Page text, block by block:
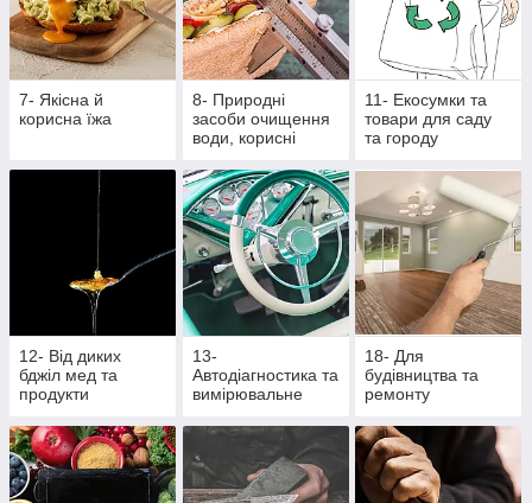
7- Якісна й
корисна їжа
8- Природні
засоби очищення
води, корисні
11- Екосумки та
товари для саду
та городу
12- Від диких
бджіл мед та
продукти
13-
Автодіагностика та
вимірювальне
18- Для
будівництва та
ремонту